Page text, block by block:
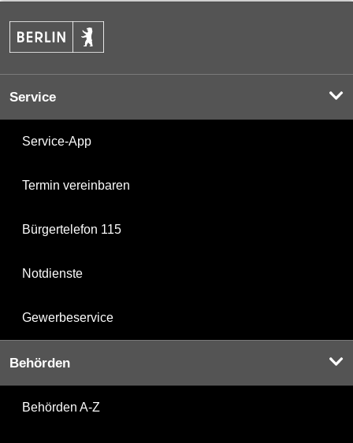
Service
Service-App
Termin vereinbaren
Bürgertelefon 115
Notdienste
Gewerbeservice
Behörden
Behörden A-Z